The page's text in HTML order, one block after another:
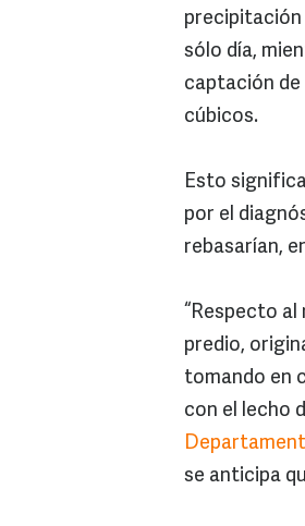
sólo día,
captación de
cúbicos.
Esto
por el
rebasarían,
“Respecto
predio,
tomando en
con el lecho
se anticipa